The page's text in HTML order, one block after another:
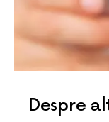
Despre